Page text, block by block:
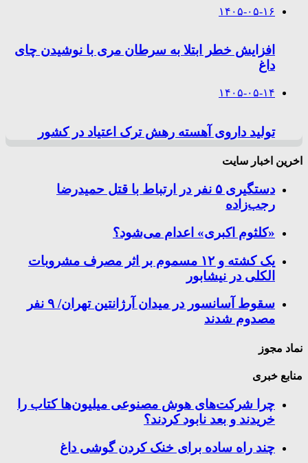
۱۴۰۵-۰۵-۱۶
افزایش خطر ابتلا به سرطان مری با نوشیدن چای
داغ
۱۴۰۵-۰۵-۱۴
تولید داروی آهسته رهش ترک اعتیاد در کشور
اخرین اخبار سایت
دستگیری ۵ نفر در ارتباط با قتل حمیدرضا
رجب‌زاده
«کلثوم اکبری» اعدام می‌شود؟
یک کشته و ۱۲ مسموم بر اثر مصرف مشروبات
الکلی در نیشابور
سقوط آسانسور در میدان آرژانتین تهران/ ۹ نفر
مصدوم شدند
نماد مجوز
منابع خبری
چرا شرکت‌های هوش مصنوعی میلیون‌ها کتاب را
خریدند و بعد نابود کردند؟
چند راه‌ ساده برای خنک کردن گوشی داغ